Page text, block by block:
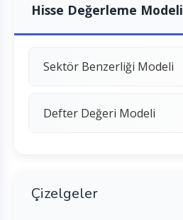
Hisse Değerleme Modeli
Sektör Benzerliği Modeli
Defter Değeri Modeli
Çizelgeler